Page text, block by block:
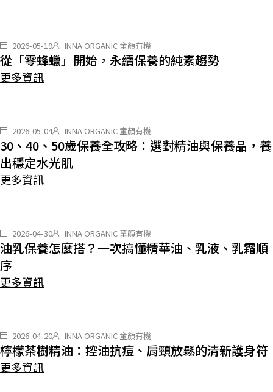
2026-05-19 INNA ORGANIC 童顏有機
從「零蜂蠟」開始，永續保養的純素趨勢
更多資訊
2026-05-04 INNA ORGANIC 童顏有機
30、40、50歲保養全攻略：選對精油與保養品，養
出穩定水光肌
更多資訊
2026-04-30 INNA ORGANIC 童顏有機
油乳保養怎麼搭？一次搞懂精華油、乳液、乳霜順
序
更多資訊
2026-04-20 INNA ORGANIC 童顏有機
檸檬茶樹精油：控油抗痘、肩頸放鬆的清新護身符
更多資訊